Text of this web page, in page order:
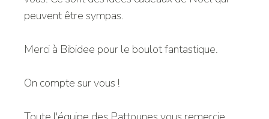
peuvent être sympas.
Merci à Bibidee pour le boulot fantastique.
On compte sur vous !